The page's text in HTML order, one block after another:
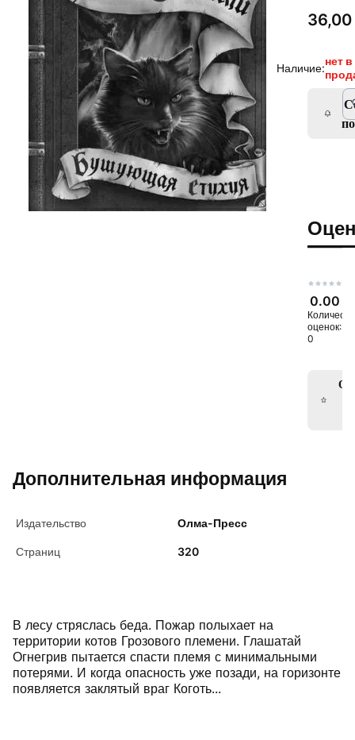
Цена
36,00
Наличие:нет в
0.00
оценок:
0
Дополнительная информация
Издательство Олма-Пресс
Страниц 320
В лесу стряслась беда. Пожар полыхает на
территории котов Грозового племени. Глашатай
Огнегрив пытается спасти племя с минимальными
потерями. И когда опасность уже позади, на горизонте
появляется заклятый враг Коготь...